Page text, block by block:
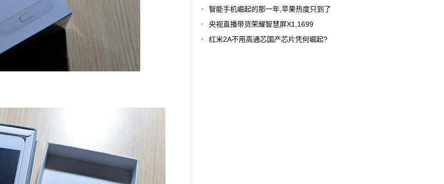
智能手机崛起的那一年,苹果热度只到了
央视直播带货荣耀智慧屏X1,1699
红米2A不用高通芯国产芯片凭何崛起?